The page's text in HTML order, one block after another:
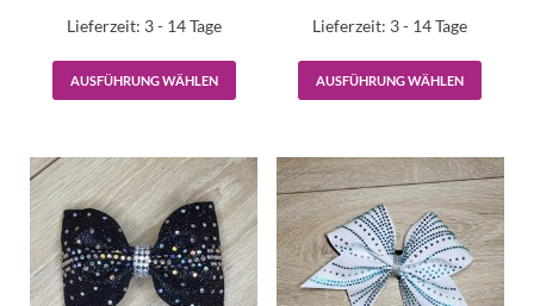
Lieferzeit: 3 - 14 Tage
AUSFÜHRUNG WÄHLEN
Lieferzeit: 3 - 14 Tage
AUSFÜHRUNG WÄHLEN